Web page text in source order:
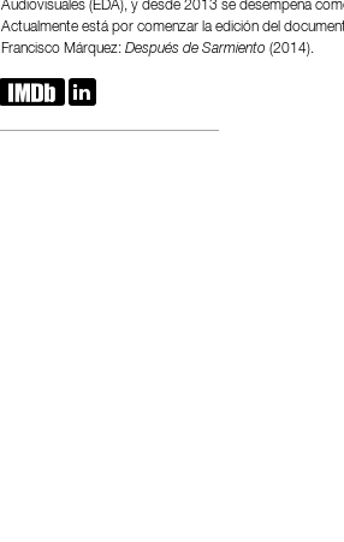
Audiovisuales (EDA), y desde 2013 se desempeña
Actualmente está por comenzar la edición del
Francisco Márquez: Después de Sarmiento (2014).
 